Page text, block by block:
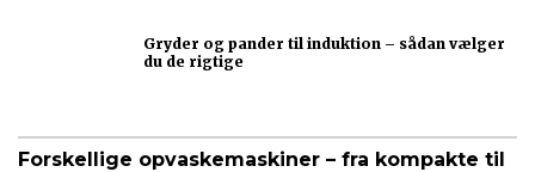
Gryder og pander til induktion – sådan vælger
du de rigtige
Forskellige opvaskemaskiner – fra kompakte til